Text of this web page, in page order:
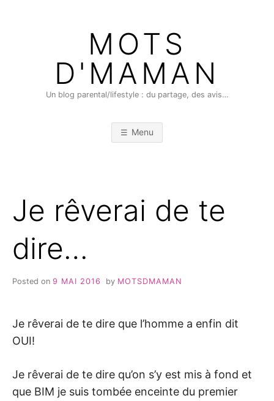
MOTS
D'MAMAN
Un blog parental/lifestyle : du partage, des avis…
Menu
Je rêverai de te
dire…
Posted on 9 MAI 2016 by MOTSDMAMAN
Je rêverai de te dire que l’homme a enfin dit
OUI!
Je rêverai de te dire qu’on s’y est mis à fond et
que BIM je suis tombée enceinte du premier